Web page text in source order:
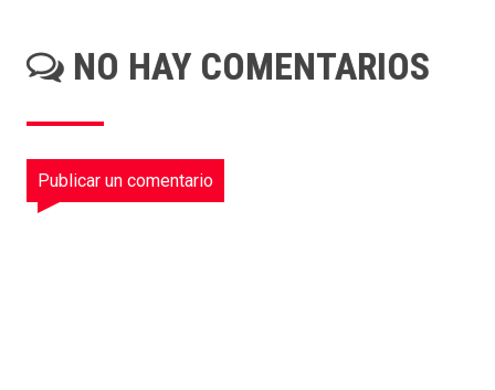
NO HAY COMENTARIOS
Publicar un comentario